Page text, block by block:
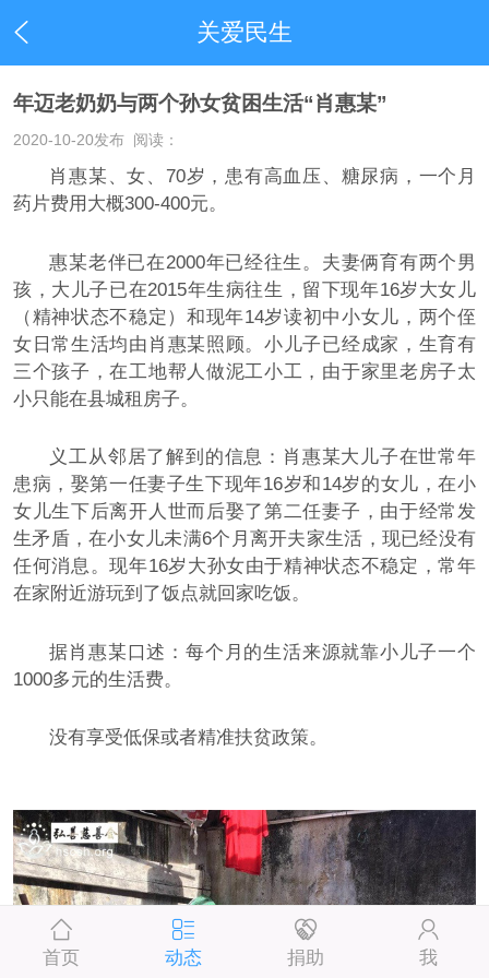
关爱民生
年迈老奶奶与两个孙女贫困生活“肖惠某”
2020-10-20发布 阅读：
肖惠某、女、70岁，患有高血压、糖尿病，一个月
药片费用大概300-400元。
惠某老伴已在2000年已经往生。夫妻俩育有两个男
孩，大儿子已在2015年生病往生，留下现年16岁大女儿
（精神状态不稳定）和现年14岁读初中小女儿，两个侄
女日常生活均由肖惠某照顾。小儿子已经成家，生育有
三个孩子，在工地帮人做泥工小工，由于家里老房子太
小只能在县城租房子。
义工从邻居了解到的信息：肖惠某大儿子在世常年
患病，娶第一任妻子生下现年16岁和14岁的女儿，在小
女儿生下后离开人世而后娶了第二任妻子，由于经常发
生矛盾，在小女儿未满6个月离开夫家生活，现已经没有
任何消息。现年16岁大孙女由于精神状态不稳定，常年
在家附近游玩到了饭点就回家吃饭。
据肖惠某口述：每个月的生活来源就靠小儿子一个
1000多元的生活费。
没有享受低保或者精准扶贫政策。
首页 动态 捐助 我